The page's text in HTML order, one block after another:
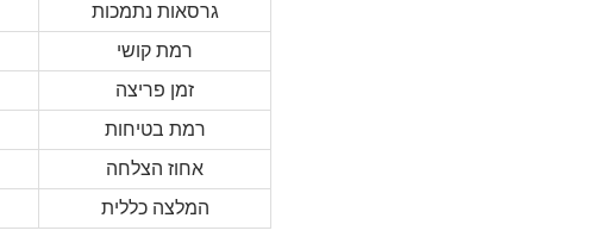
גרסאות נתמכות
רמת קושי
זמן פריצה
רמת בטיחות
אחוז הצלחה
המלצה כללית